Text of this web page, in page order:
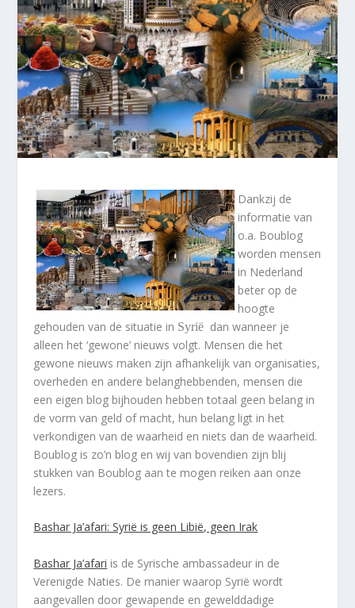
Dankzij de
informatie van
o.a. Boublog
worden mensen
in Nederland
beter op de
hoogte
gehouden van de situatie in Syrië dan wanneer je
alleen het ‘gewone’ nieuws volgt. Mensen die het
gewone nieuws maken zijn afhankelijk van organisaties,
overheden en andere belanghebbenden, mensen die
een eigen blog bijhouden hebben totaal geen belang in
de vorm van geld of macht, hun belang ligt in het
verkondigen van de waarheid en niets dan de waarheid.
Boublog is zo’n blog en wij van bovendien zijn blij
stukken van Boublog aan te mogen reiken aan onze
lezers.
Bashar Ja’afari: Syrië is geen Libië, geen Irak
Bashar Ja’afari is de Syrische ambassadeur in de
Verenigde Naties. De manier waarop Syrië wordt
aangevallen door gewapende en gewelddadige